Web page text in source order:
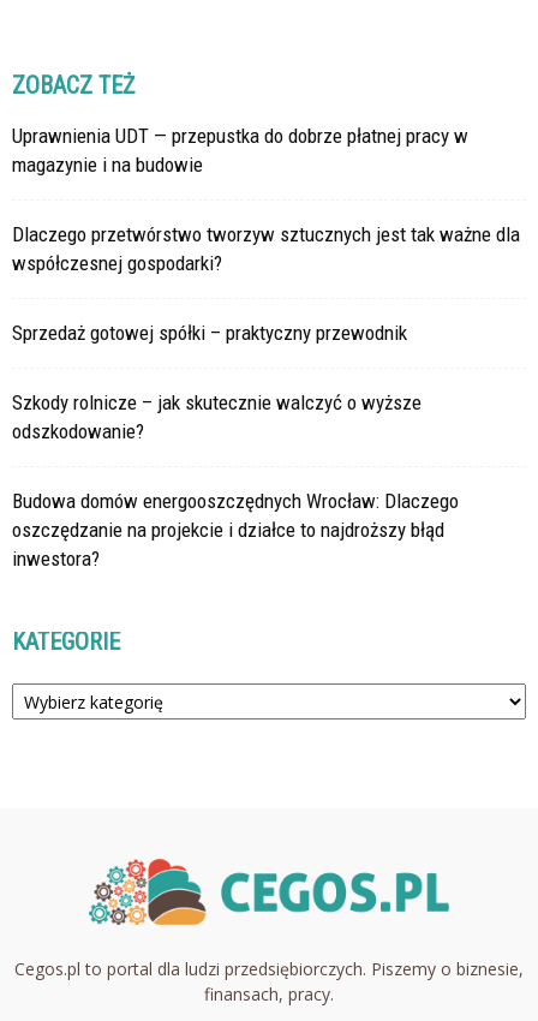
ZOBACZ TEŻ
Uprawnienia UDT — przepustka do dobrze płatnej pracy w
magazynie i na budowie
Dlaczego przetwórstwo tworzyw sztucznych jest tak ważne dla
współczesnej gospodarki?
Sprzedaż gotowej spółki – praktyczny przewodnik
Szkody rolnicze – jak skutecznie walczyć o wyższe
odszkodowanie?
Budowa domów energooszczędnych Wrocław: Dlaczego
oszczędzanie na projekcie i działce to najdroższy błąd
inwestora?
KATEGORIE
Kategorie
Cegos.pl to portal dla ludzi przedsiębiorczych. Piszemy o biznesie,
finansach, pracy.